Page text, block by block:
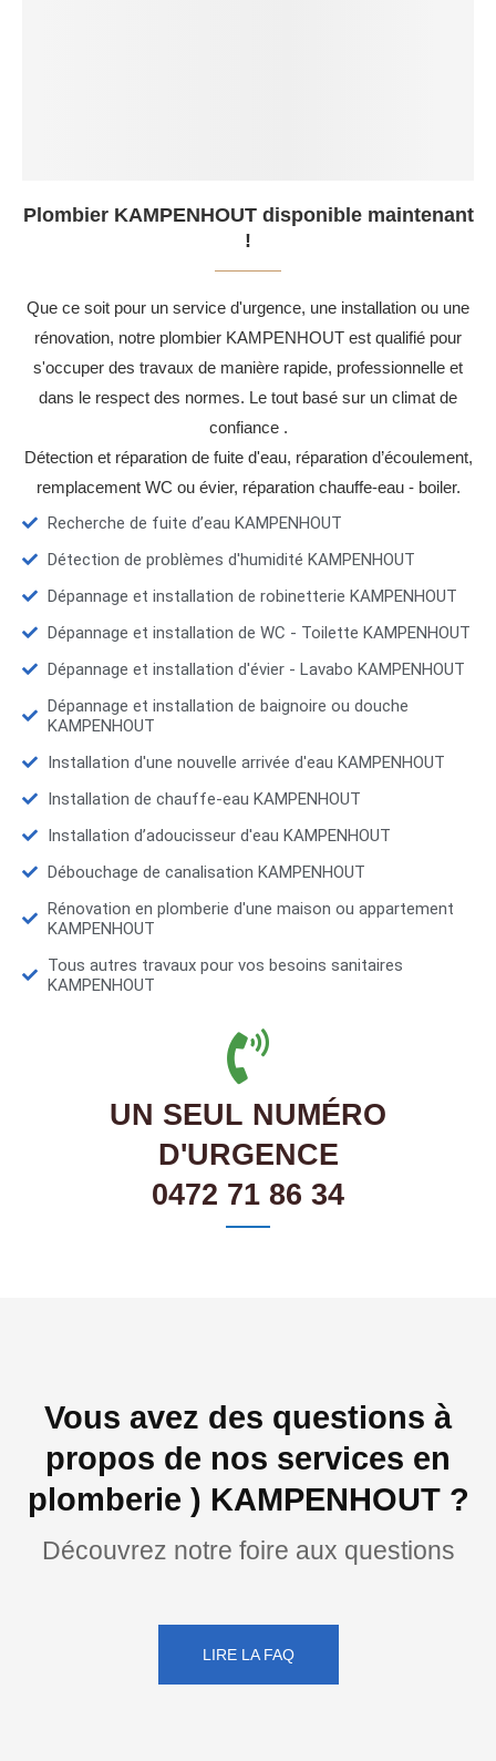
Plombier KAMPENHOUT disponible maintenant
!
Que ce soit pour un service d'urgence, une installation ou une
rénovation, notre plombier KAMPENHOUT est qualifié pour
s'occuper des travaux de manière rapide, professionnelle et
dans le respect des normes. Le tout basé sur un climat de
confiance .
Détection et réparation de fuite d'eau, réparation d’écoulement,
remplacement WC ou évier, réparation chauffe-eau - boiler.
Recherche de fuite d’eau KAMPENHOUT
Détection de problèmes d'humidité KAMPENHOUT
Dépannage et installation de robinetterie KAMPENHOUT
Dépannage et installation de WC - Toilette KAMPENHOUT
Dépannage et installation d'évier - Lavabo KAMPENHOUT
Dépannage et installation de baignoire ou douche
KAMPENHOUT
Installation d'une nouvelle arrivée d'eau KAMPENHOUT
Installation de chauffe-eau KAMPENHOUT
Installation d’adoucisseur d'eau KAMPENHOUT
Débouchage de canalisation KAMPENHOUT
Rénovation en plomberie d'une maison ou appartement
KAMPENHOUT
Tous autres travaux pour vos besoins sanitaires
KAMPENHOUT
UN SEUL NUMÉRO
D'URGENCE
0472 71 86 34
Vous avez des questions à
propos de nos services en
plomberie ) KAMPENHOUT ?
Découvrez notre foire aux questions
LIRE LA FAQ